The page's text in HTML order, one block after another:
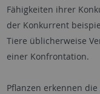
Fähigkeiten ihrer
der Konkurrent
Tiere üblicherweise
einer Konfrontation.
Pflanzen erkennen